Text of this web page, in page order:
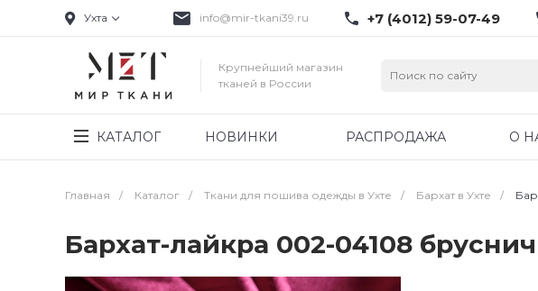
Ухта info@mir-tkani39.ru +7 (4012) 59-07-49
Крупнейший магазин
тканей в России
КАТАЛОГ НОВИНКИ РАСПРОДАЖА О
Главная / Каталог / Ткани для пошива одежды в Ухте / Бархат в Ухте /
Бархат-лайкра 002-04108